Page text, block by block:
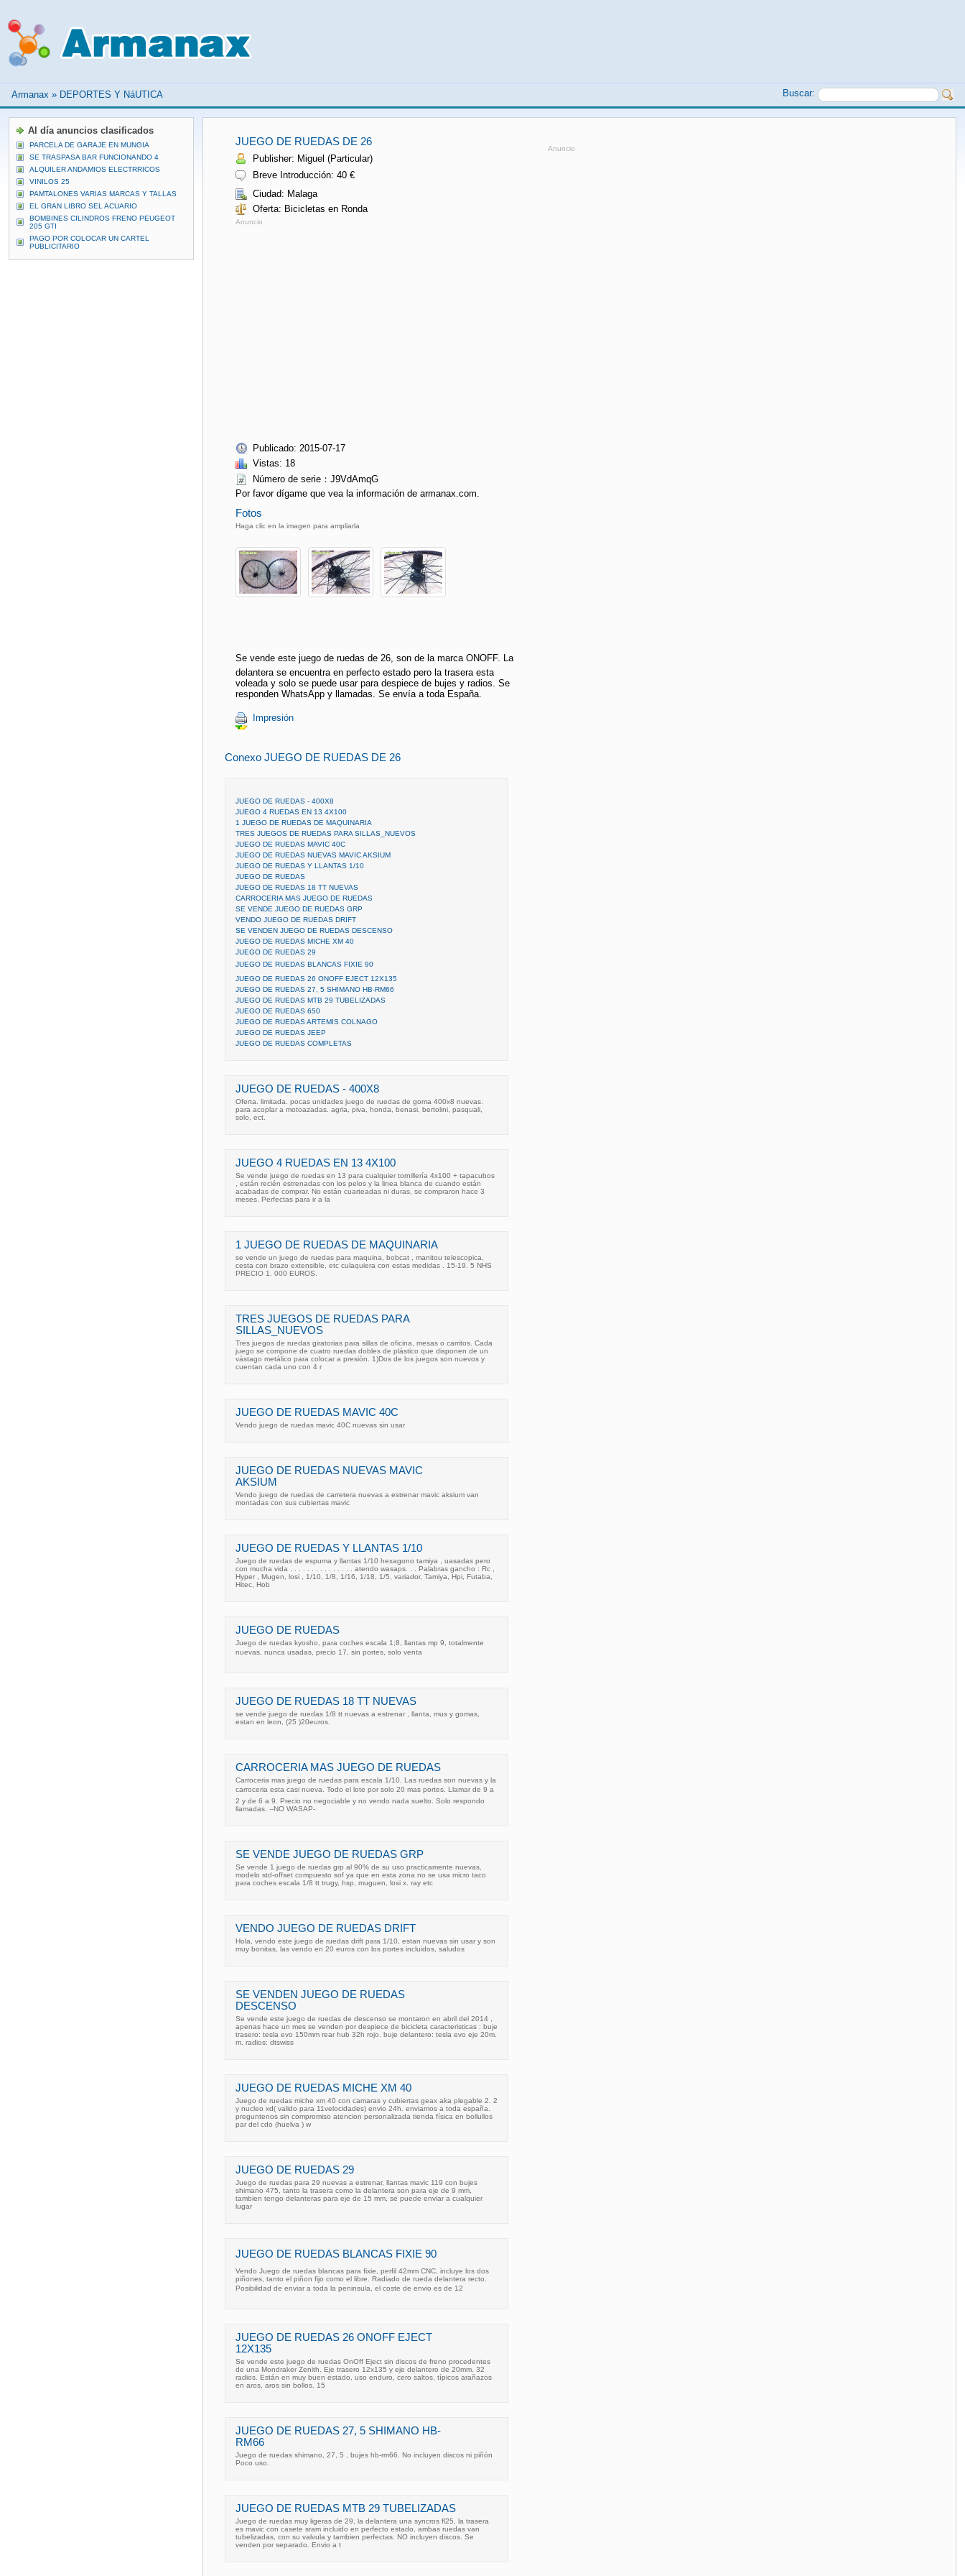
Armanax » DEPORTES Y NáUTICA Buscar:
JUEGO DE RUEDAS DE 26
Publisher: Miguel (Particular)
Breve Introducción: 40 €
Ciudad: Malaga
Oferta: Bicicletas en Ronda
Anuncio
Publicado: 2015-07-17
Vistas: 18
Número de serie：J9VdAmqG
Por favor dígame que vea la información de armanax.com.
Fotos
Haga clic en la imagen para ampliarla
Se vende este juego de ruedas de 26, son de la marca ONOFF. La
delantera se encuentra en perfecto estado pero la trasera esta
voleada y solo se puede usar para despiece de bujes y radios. Se
responden WhatsApp y llamadas. Se envía a toda España.
Impresión
Anuncio
Conexo JUEGO DE RUEDAS DE 26
JUEGO DE RUEDAS - 400X8
JUEGO 4 RUEDAS EN 13 4X100
1 JUEGO DE RUEDAS DE MAQUINARIA
TRES JUEGOS DE RUEDAS PARA SILLAS_NUEVOS
JUEGO DE RUEDAS MAVIC 40C
JUEGO DE RUEDAS NUEVAS MAVIC AKSIUM
JUEGO DE RUEDAS Y LLANTAS 1/10
JUEGO DE RUEDAS
JUEGO DE RUEDAS 18 TT NUEVAS
CARROCERIA MAS JUEGO DE RUEDAS
SE VENDE JUEGO DE RUEDAS GRP
VENDO JUEGO DE RUEDAS DRIFT
SE VENDEN JUEGO DE RUEDAS DESCENSO
JUEGO DE RUEDAS MICHE XM 40
JUEGO DE RUEDAS 29
JUEGO DE RUEDAS BLANCAS FIXIE 90
JUEGO DE RUEDAS 26 ONOFF EJECT 12X135
JUEGO DE RUEDAS 27, 5 SHIMANO HB-RM66
JUEGO DE RUEDAS MTB 29 TUBELIZADAS
JUEGO DE RUEDAS 650
JUEGO DE RUEDAS ARTEMIS COLNAGO
JUEGO DE RUEDAS JEEP
JUEGO DE RUEDAS COMPLETAS
JUEGO DE RUEDAS - 400X8
Oferta. limitada. pocas unidades juego de ruedas de goma 400x8 nuevas.
para acoplar a motoazadas. agria, piva, honda, benasi, bertolini, pasquali,
solo, ect.
JUEGO 4 RUEDAS EN 13 4X100
Se vende juego de ruedas en 13 para cualquier tornillería 4x100 + tapacubos
, están recién estrenadas con los pelos y la linea blanca de cuando están
acabadas de comprar. No están cuarteadas ni duras, se compraron hace 3
meses. Perfectas para ir a la
1 JUEGO DE RUEDAS DE MAQUINARIA
se vende un juego de ruedas para maquina, bobcat , manitou telescopica,
cesta con brazo extensible, etc culaquiera con estas medidas . 15-19. 5 NHS
PRECIO 1. 000 EUROS.
TRES JUEGOS DE RUEDAS PARA
SILLAS_NUEVOS
Tres juegos de ruedas giratorias para sillas de oficina, mesas o carritos. Cada
juego se compone de cuatro ruedas dobles de plástico que disponen de un
vástago metálico para colocar a presión. 1)Dos de los juegos son nuevos y
cuentan cada uno con 4 r
JUEGO DE RUEDAS MAVIC 40C
Vendo juego de ruedas mavic 40C nuevas sin usar
JUEGO DE RUEDAS NUEVAS MAVIC
AKSIUM
Vendo juego de ruedas de carretera nuevas a estrenar mavic aksium van
montadas con sus cubiertas mavic
JUEGO DE RUEDAS Y LLANTAS 1/10
Juego de ruedas de espuma y llantas 1/10 hexagono tamiya , uasadas pero
con mucha vida . . . . . . . . . . . . . . . atendo wasaps. . . Palabras gancho : Rc ,
Hyper , Mugen, losi , 1/10, 1/8, 1/16, 1/18, 1/5, variador, Tamiya, Hpi, Futaba,
Hitec, Hob
JUEGO DE RUEDAS
Juego de ruedas kyosho, para coches escala 1;8, llantas mp 9, totalmente
nuevas, nunca usadas, precio 17, sin portes, solo venta
JUEGO DE RUEDAS 18 TT NUEVAS
se vende juego de ruedas 1/8 tt nuevas a estrenar , llanta, mus y gomas,
estan en leon, (25 )20euros.
CARROCERIA MAS JUEGO DE RUEDAS
Carroceria mas juego de ruedas para escala 1/10. Las ruedas son nuevas y la
carroceria esta casi nueva. Todo el lote por solo 20 mas portes. Llamar de 9 a
2 y de 6 a 9. Precio no negociable y no vendo nada suelto. Solo respondo
llamadas. --NO WASAP-
SE VENDE JUEGO DE RUEDAS GRP
Se vende 1 juego de ruedas grp al 90% de su uso practicamente nuevas,
modelo std-offset compuesto sof ya que en esta zona no se usa micro taco
para coches escala 1/8 tt trugy, hsp, muguen, losi x. ray etc
VENDO JUEGO DE RUEDAS DRIFT
Hola, vendo este juego de ruedas drift para 1/10, estan nuevas sin usar y son
muy bonitas, las vendo en 20 euros con los portes incluidos, saludos
SE VENDEN JUEGO DE RUEDAS
DESCENSO
Se vende este juego de ruedas de descenso se montaron en abril del 2014 ,
apenas hace un mes se venden por despiece de bicicleta caracteristicas : buje
trasero: tesla evo 150mm rear hub 32h rojo. buje delantero: tesla evo eje 20m.
m. radios: dtswiss
JUEGO DE RUEDAS MICHE XM 40
Juego de ruedas miche xm 40 con camaras y cubiertas geax aka plegable 2. 2
y nucleo xd( valido para 11velocidades) envio 24h. enviamos a toda españa.
preguntenos sin compromiso atencion personalizada tienda física en bollullos
par del cdo (huelva ) w
JUEGO DE RUEDAS 29
Juego de ruedas para 29 nuevas a estrenar, llantas mavic 119 con bujes
shimano 475, tanto la trasera como la delantera son para eje de 9 mm,
tambien tengo delanteras para eje de 15 mm, se puede enviar a cualquier
lugar
JUEGO DE RUEDAS BLANCAS FIXIE 90
Vendo Juego de ruedas blancas para fixie, perfil 42mm CNC, incluye los dos
piñones, tanto el piñon fijo como el libre. Radiado de rueda delantera recto.
Posibilidad de enviar a toda la peninsula, el coste de envio es de 12
JUEGO DE RUEDAS 26 ONOFF EJECT
12X135
Se vende este juego de ruedas OnOff Eject sin discos de freno procedentes
de una Mondraker Zenith. Eje trasero 12x135 y eje delantero de 20mm. 32
radios. Están en muy buen estado, uso enduro, cero saltos, típicos arañazos
en aros, aros sin bollos. 15
JUEGO DE RUEDAS 27, 5 SHIMANO HB-
RM66
Juego de ruedas shimano, 27, 5 , bujes hb-rm66. No incluyen discos ni piñón
Poco uso.
JUEGO DE RUEDAS MTB 29 TUBELIZADAS
Juego de ruedas muy ligeras de 29, la delantera una syncros fl25, la trasera
es mavic con casete sram incluido en perfecto estado, ambas ruedas van
tubelizadas, con su valvula y tambien perfectas. NO incluyen discos. Se
venden por separado. Envio a t
Al día anuncios clasificados
PARCELA DE GARAJE EN MUNGIA
SE TRASPASA BAR FUNCIONANDO 4
ALQUILER ANDAMIOS ELECTRRICOS
VINILOS 25
PAMTALONES VARIAS MARCAS Y TALLAS
EL GRAN LIBRO SEL ACUARIO
BOMBINES CILINDROS FRENO PEUGEOT
205 GTI
PAGO POR COLOCAR UN CARTEL
PUBLICITARIO